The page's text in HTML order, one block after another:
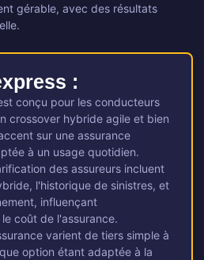
gérable, avec des résultats
:
conçu pour les conducteurs
crossover hybride agile et bien
sur une assurance
à un usage quotidien.
des assureurs incluent
l'historique de sinistres, et
influençant
coût de l'assurance.
varient de tiers simple à
option étant adaptée à la